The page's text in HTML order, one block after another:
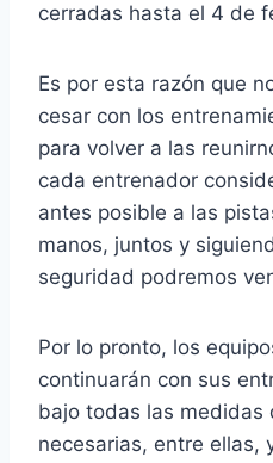
cerradas hasta el 4 de
Es por esta razón que
cesar con los
para volver a las
cada entrenador
antes posible a las
manos, juntos y
seguridad podremos
Por lo pronto, los
continuarán con sus
bajo todas las medidas
necesarias, entre ellas,